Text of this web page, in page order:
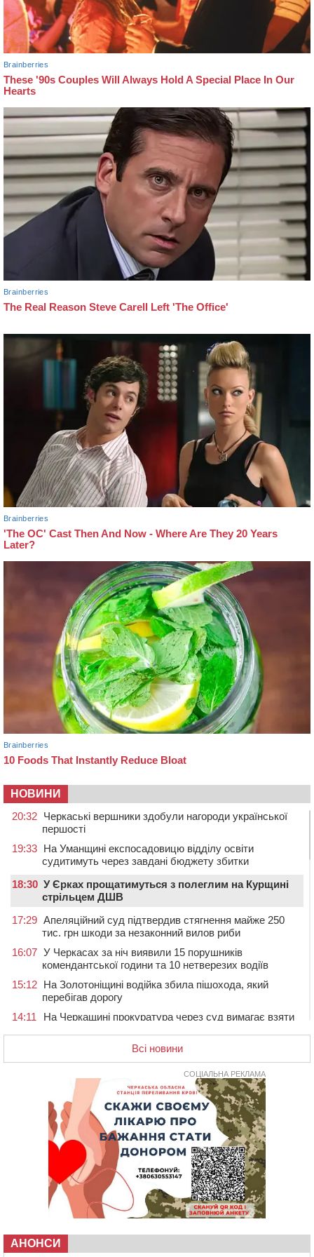
НОВИНИ
20:32 Черкаські вершники здобули нагороди української
першості
19:33 На Уманщині експосадовицю відділу освіти
судитимуть через завдані бюджету збитки
18:30 У Єрках прощатимуться з полеглим на Курщині
стрільцем ДШВ
17:29 Апеляційний суд підтвердив стягнення майже 250
тис. грн шкоди за незаконний вилов риби
16:07 У Черкасах за ніч виявили 15 порушників
комендантської години та 10 нетверезих водіїв
15:12 На Золотоніщині водійка збила пішохода, який
перебігав дорогу
14:11
На Черкащині прокуратура через суд вимагає взяти
У Смілі біля магазину під колесами вантажівки
загинула жінка
У Черкасах пропонують для приватизації
п’ятиповерховий об’єкт у центрі міста
Не вистачає стажу для пенсії: як його докупити та що
потрібно знати
У Черкасах виявили низку недоліків у гуртожитку, де
проживають ВПО
07 СЕРПНЯ 2026, П'ЯТНИЦЯ
На Черкащині врятували рідкісного чорного грифа
(ФОТО)
ліцею “Перспектива” до кінця року
Всі новини
СОЦІАЛЬНА РЕКЛАМА
АНОНСИ